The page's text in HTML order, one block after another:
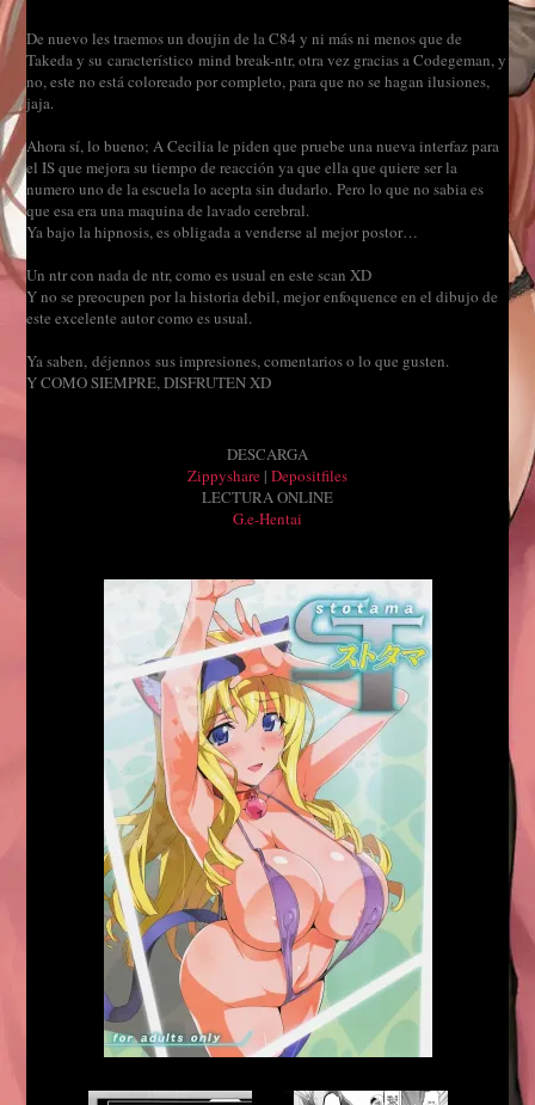
De nuevo les traemos un doujin de la C84 y ni más ni menos que de
Takeda y su característico mind break-ntr, otra vez gracias a Codegeman, y
no, este no está coloreado por completo, para que no se hagan ilusiones,
jaja.
Ahora sí, lo bueno; A Cecilia le piden que pruebe una nueva interfaz para
el IS que mejora su tiempo de reacción ya que ella que quiere ser la
numero uno de la escuela lo acepta sin dudarlo.Pero lo que no sabia es
que esa era una maquina de lavado cerebral.
Ya bajo la hipnosis, es obligada a venderse al mejor postor…
Un ntr con nada de ntr, como es usual en este scan XD
Y no se preocupen por la historia debil, mejor enfoquence en el dibujo de
este excelente autor como es usual.
Ya saben, déjennos sus impresiones, comentarios o lo que gusten.
Y COMO SIEMPRE, DISFRUTEN XD
DESCARGA
Zippyshare | Depositfiles
LECTURA ONLINE
G.e-Hentai